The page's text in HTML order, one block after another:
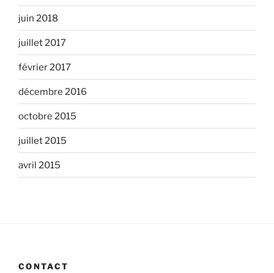
juin 2018
juillet 2017
février 2017
décembre 2016
octobre 2015
juillet 2015
avril 2015
CONTACT